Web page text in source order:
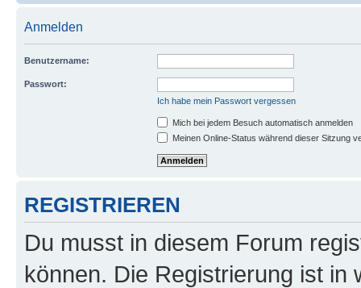
Anmelden
Benutzername:
Passwort:
Ich habe mein Passwort vergessen
Mich bei jedem Besuch automatisch anmelden
Meinen Online-Status während dieser Sitzung
REGISTRIEREN
Du musst in diesem Forum
können. Die Registrierung ist in